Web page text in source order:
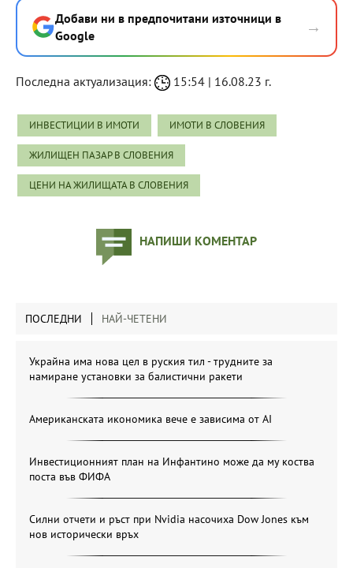
Добави ни в предпочитани източници в
Google
→
Последна актуализация: 15:54 | 16.08.23 г.
ИНВЕСТИЦИИ В ИМОТИ ИМОТИ В СЛОВЕНИЯ
ЖИЛИЩЕН ПАЗАР В СЛОВЕНИЯ
ЦЕНИ НА ЖИЛИЩАТА В СЛОВЕНИЯ
НАПИШИ КОМЕНТАР
ПОСЛЕДНИ НАЙ-ЧЕТЕНИ
Украйна има нова цел в руския тил - трудните за
намиране установки за балистични ракети
Американската икономика вече е зависима от АІ
Инвестиционният план на Инфантино може да му коства
поста във ФИФА
Силни отчети и ръст при Nvidia насочиха Dow Jones към
нов исторически връх